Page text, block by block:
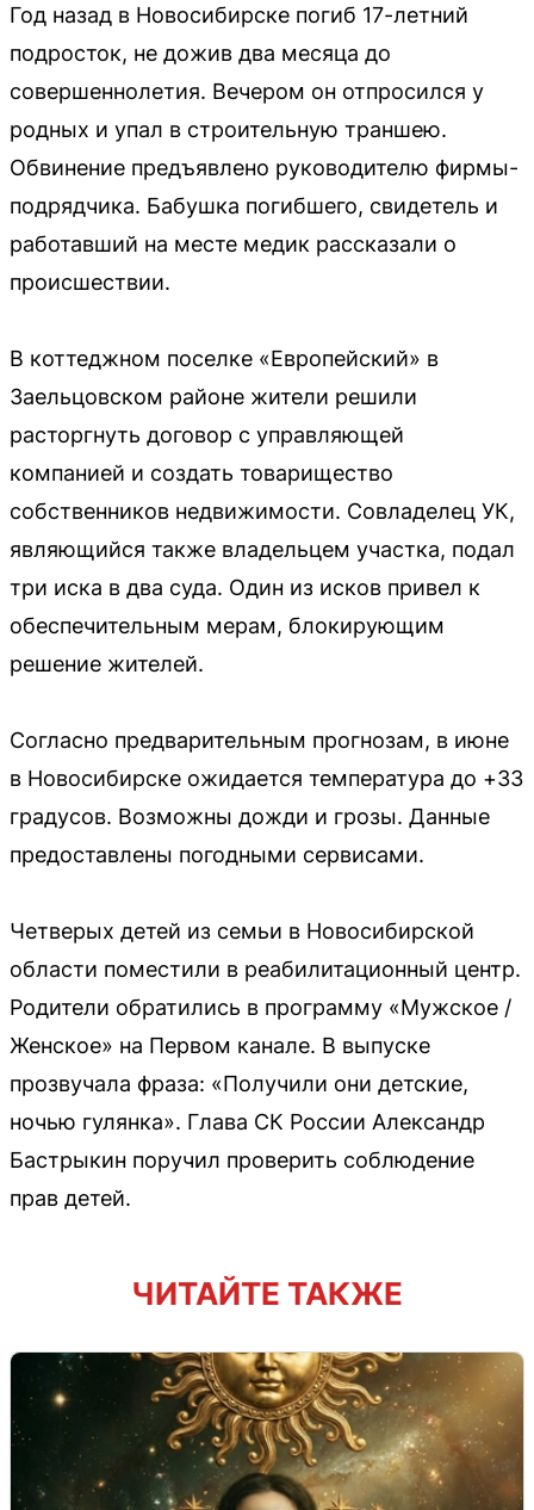
Год назад в Новосибирске погиб 17-летний
подросток, не дожив два месяца до
совершеннолетия. Вечером он отпросился у
родных и упал в строительную траншею.
Обвинение предъявлено руководителю фирмы-
подрядчика. Бабушка погибшего, свидетель и
работавший на месте медик рассказали о
происшествии.
В коттеджном поселке «Европейский» в
Заельцовском районе жители решили
расторгнуть договор с управляющей
компанией и создать товарищество
собственников недвижимости. Совладелец УК,
являющийся также владельцем участка, подал
три иска в два суда. Один из исков привел к
обеспечительным мерам, блокирующим
решение жителей.
Согласно предварительным прогнозам, в июне
в Новосибирске ожидается температура до +33
градусов. Возможны дожди и грозы. Данные
предоставлены погодными сервисами.
Четверых детей из семьи в Новосибирской
области поместили в реабилитационный центр.
Родители обратились в программу «Мужское /
Женское» на Первом канале. В выпуске
прозвучала фраза: «Получили они детские,
ночью гулянка». Глава СК России Александр
Бастрыкин поручил проверить соблюдение
прав детей.
ЧИТАЙТЕ ТАКЖЕ